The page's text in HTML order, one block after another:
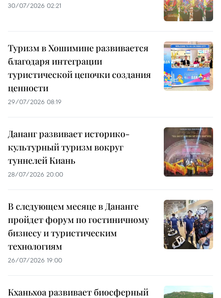
30/07/2026 02:21
Туризм в Хошимине развивается
благодаря интеграции
туристической цепочки создания
ценности
29/07/2026 08:19
Дананг развивает историко-
культурный туризм вокруг
туннелей Киань
28/07/2026 20:00
В следующем месяце в Дананге
пройдет форум по гостиничному
бизнесу и туристическим
технологиям
26/07/2026 19:00
Кханьхоа развивает биосферный